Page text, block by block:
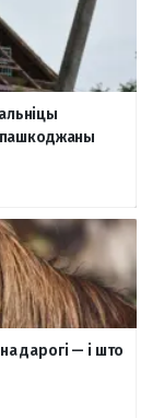
пашкоджаны
дарогі — і што